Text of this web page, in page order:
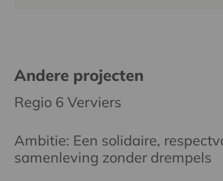
Andere projecten
Regio 6 Verviers
Ambitie: Een solidaire,
samenleving zonder drempels